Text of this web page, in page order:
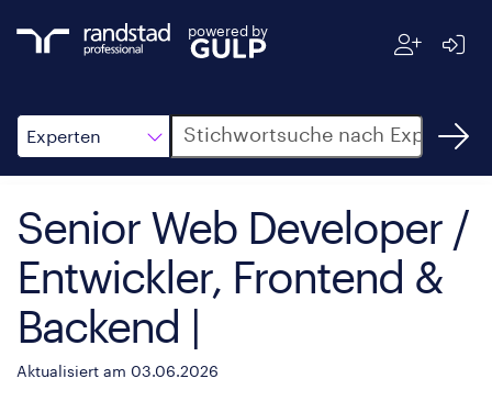
powered by
Experten
Suche
Senior Web Developer /
Entwickler, Frontend &
Backend |
Aktualisiert am 03.06.2026